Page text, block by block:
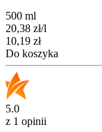
500 ml
20,38 zł/l
Cena
10,19 zł
Do koszyka
5.0
z 1 opinii